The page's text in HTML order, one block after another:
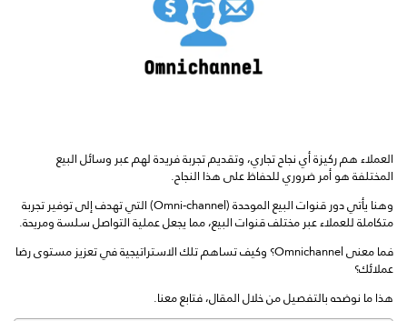
العملاء هم ركيزة أي نجاح تجاري، وتقديم تجربة فريدة لهم عبر وسائل البيع
المختلفة هو أمر ضروري للحفاظ على هذا النجاح.
وهنا يأتي دور قنوات البيع الموحدة (Omni-channel) التي تهدف إلى توفير تجربة
متكاملة للعملاء عبر مختلف قنوات البيع، مما يجعل عملية التواصل سلسة ومريحة.
فما معنى Omnichannel؟ وكيف تساهم تلك الاستراتيجية في تعزيز مستوى رضا
عملائك؟
هذا ما نوضحه بالتفصيل من خلال المقال، فتابع معنا.